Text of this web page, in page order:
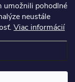
umožnili pohodlné
neustále
Viac informácií
Platí pri